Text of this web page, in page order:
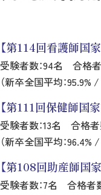
【第114回看護師国家
受験者数：94名 合格
（新卒全国平均：95.9% /
【第111回保健師国家
受験者数：13名 合格者
（新卒全国平均：96.4%
【第108回助産師国
受験者数：7名 合格者